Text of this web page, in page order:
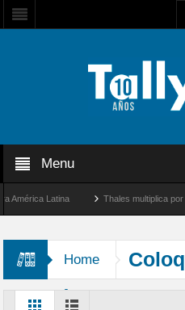
Menu
Latina Thales multiplica por
Home
aeronáutica